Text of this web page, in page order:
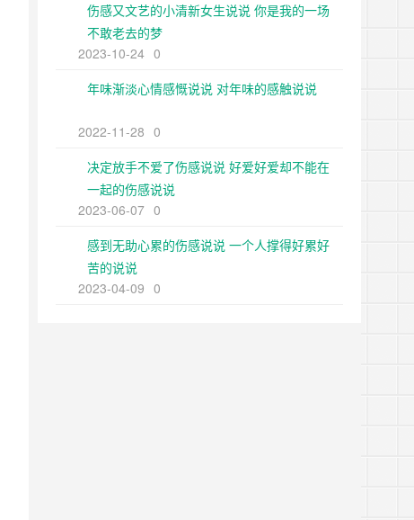
伤感又文艺的小清新女生说说 你是我的一场
不敢老去的梦
2023-10-24 0
年味渐淡心情感慨说说 对年味的感触说说
2022-11-28 0
决定放手不爱了伤感说说 好爱好爱却不能在
一起的伤感说说
2023-06-07 0
感到无助心累的伤感说说 一个人撑得好累好
苦的说说
2023-04-09 0